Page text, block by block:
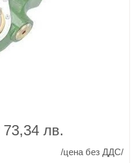
73,34 лв.
/цена без ДДС/